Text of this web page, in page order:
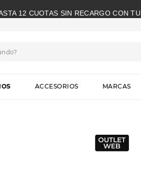
12 CUOTAS SIN RECARGO CON
ACCESORIOS MARCAS